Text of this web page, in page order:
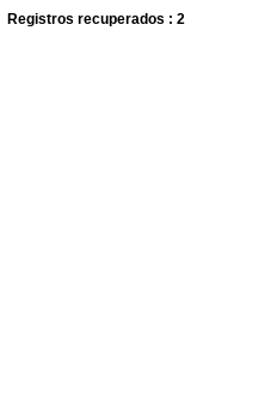
Registros recuperados : 2